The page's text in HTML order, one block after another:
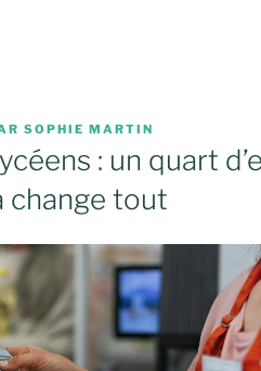
SOPHIE MARTIN
: un quart
change tout